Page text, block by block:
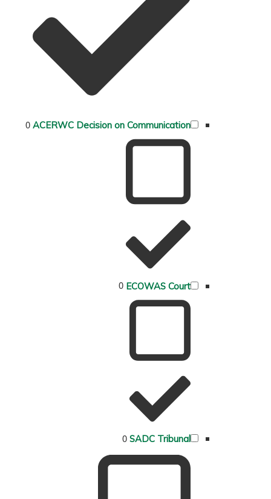
ACERWC Decision on Communication
0
ECOWAS Court
0
SADC Tribunal
0